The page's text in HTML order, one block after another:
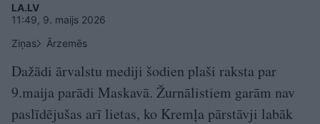
LA.LV
11:49, 9. maijs 2026
Ziņas
Ārzemēs
Dažādi ārvalstu mediji šodien plaši raksta par
9.maija parādi Maskavā. Žurnālistiem garām nav
paslīdējušas arī lietas, ko Kremļa pārstāvji labāk